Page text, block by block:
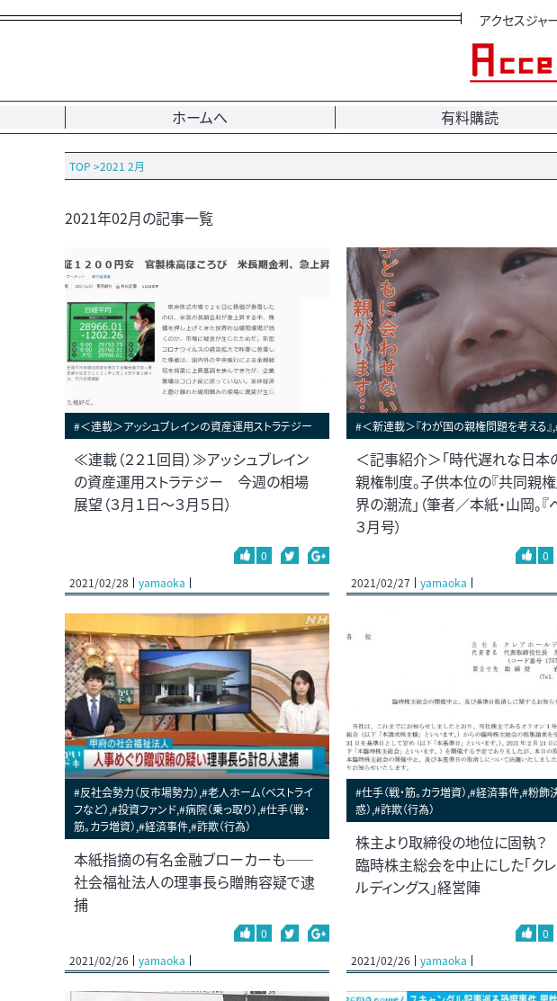
アクセスジ
ホームへ 有料購読
TOP >2021 2月
2021年02月の記事一覧
#＜連載＞アッシュブレインの資産運用ストラテジー
≪連載（２２１回目）≫アッシュブレイン
の資産運用ストラテジー 今週の相場
展望（３月１日～３月５日）
0
2021/02/28
yamaoka
#＜新連載＞『わが国の親権問題を考える』
＜記事紹介＞「時代遅れな日本
親権制度。子供本位の『共同親権
界の潮流」（筆者／本紙・山岡。『
３月号）
0
2021/02/27
yamaoka
#反社会勢力（反市場勢力）,#老人ホーム（ベストライ
フなど）,#投資ファンド,#病院（乗っ取り）,#仕手（戦・
筋。カラ増資）,#経済事件,#詐欺（行為）
本紙指摘の有名金融ブローカーも――
社会福祉法人の理事長ら贈賄容疑で逮
捕
0
2021/02/26
yamaoka
#仕手（戦・筋。カラ増資）,#経済事件,#粉飾
惑）,#詐欺（行為）
株主より取締役の地位に固執
臨時株主総会を中止にした「ク
ルディングス」経営陣
0
2021/02/26
yamaoka